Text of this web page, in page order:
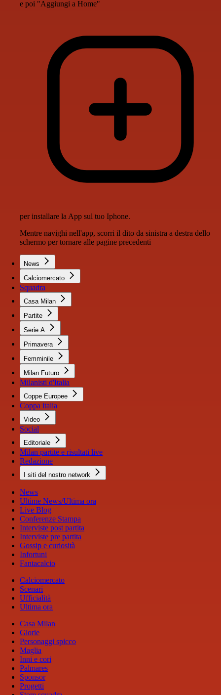
e poi "Aggiungi a Home"
per installare la App sul tuo Iphone.
Mentre navighi nell'app, scorri il dito da sinistra a destra dello
schermo per tornare alle pagine precedenti
News
Calciomercato
Squadra
Casa Milan
Partite
Serie A
Primavera
Femminile
Milan Futuro
Milanisti d'Italia
Coppe Europee
Coppa italia
Video
Social
Editoriale
Milan partite e risultati live
Redazione
I siti del nostro network
News
Ultime News/Ultima ora
Live Blog
Conferenze Stampa
Interviste post partita
Interviste pre partita
Gossip e curiosità
Infortuni
Fantacalcio
Calciomercato
Scenari
Ufficialità
Ultima ora
Casa Milan
Glorie
Personaggi spicco
Maglia
Inni e cori
Palmares
Sponsor
Progetti